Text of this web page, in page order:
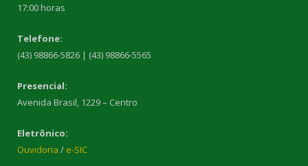
17:00 horas
Telefone:
(43) 98866-5826 | (43) 98866-5565
Presencial:
Avenida Brasil, 1229 – Centro
Eletrônico:
Ouvidoria / e-SIC